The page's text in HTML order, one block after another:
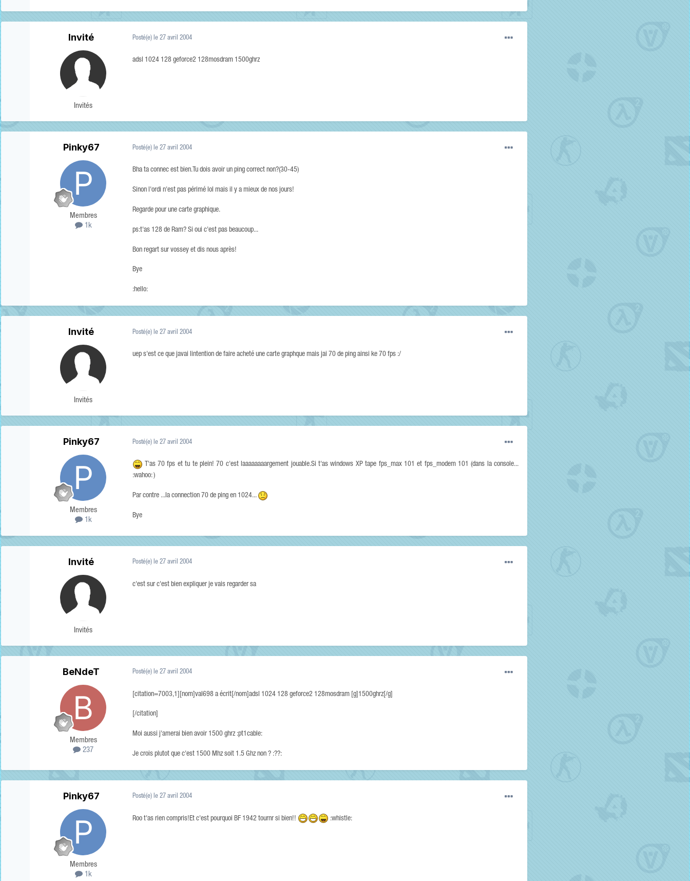
Invité
Invités
Posté(e)le 27 avril 2004
adsl 1024 128 geforce2 128mosdram 1500ghrz
Pinky67
Membres
1k
Posté(e)le 27 avril 2004
Bha ta connec est bien.Tu dois avoir un ping correct non?(30-45)
Sinon l'ordi n'est pas périmé lol mais il y a mieux de nos jours!
Regarde pour une carte graphique.
ps:t'as 128 de Ram? Si oui c'est pas beaucoup...
Bon regart sur vossey et dis nous après!
Bye
:hello:
Invité
Invités
Posté(e)le 27 avril 2004
uep s'est ce que javai lintention de faire acheté une carte graphque mais jai 70 de ping ainsi ke 70 fps :/
Pinky67
Membres
1k
Posté(e)le 27 avril 2004
T'as 70 fps et tu te plein! 70 c'est laaaaaaaargement jouable.Si t'as windows XP tape fps_max 101 et fps_modem 101 (dans la console...
:wahoo: )
Par contre ...la connection 70 de ping en 1024...
Bye
Invité
Invités
Posté(e)le 27 avril 2004
c'est sur c'est bien expliquer je vais regarder sa
BeNdeT
Membres
237
Posté(e)le 27 avril 2004
[citation=7003,1][nom]val698 a écrit[/nom]adsl 1024 128 geforce2 128mosdram [g]1500ghrz[/g]
[/citation]
Moi aussi j'amerai bien avoir 1500 ghrz :pt1cable:
Je crois plutot que c'est 1500 Mhz soit 1.5 Ghz non ? :??:
Pinky67
Membres
1k
Posté(e)le 27 avril 2004
Roo t'as rien compris!Et c'est pourquoi BF 1942 tournr si bien!! :whistle: